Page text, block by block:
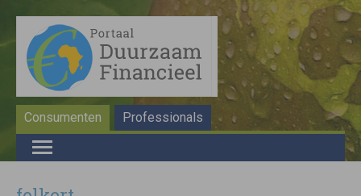
Consumenten Professionals